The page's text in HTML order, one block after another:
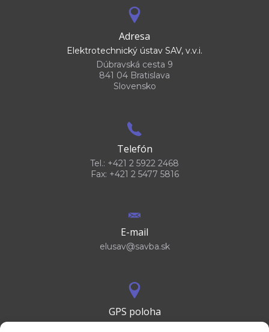
Adresa
Elektrotechnický ústav SAV, v.v.i.
Dúbravská cesta 9
841 04 Bratislava
Slovensko
Telefón
Tel.: +421 2 5922 2468
Fax: +421 2 5477 5816
E-mail
elusav@savba.sk
GPS poloha